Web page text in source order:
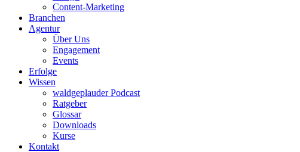
Content-Marketing
Branchen
Agentur
Über Uns
Engagement
Events
Erfolge
Wissen
waldgeplauder Podcast
Ratgeber
Glossar
Downloads
Kurse
Kontakt